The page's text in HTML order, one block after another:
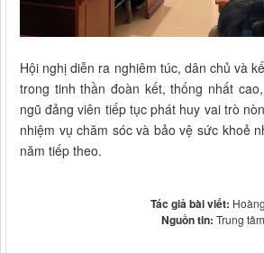
Hội nghị diễn ra nghiêm túc, dân chủ và
trong tinh thần đoàn kết, thống nhất
ngũ đảng viên tiếp tục phát huy vai trò
nhiệm vụ chăm sóc và bảo vệ sức khoẻ
năm tiếp theo.
Tác giả bài viết:
Nguồn tin: Trung